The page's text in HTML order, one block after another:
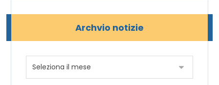
Archvio notizie